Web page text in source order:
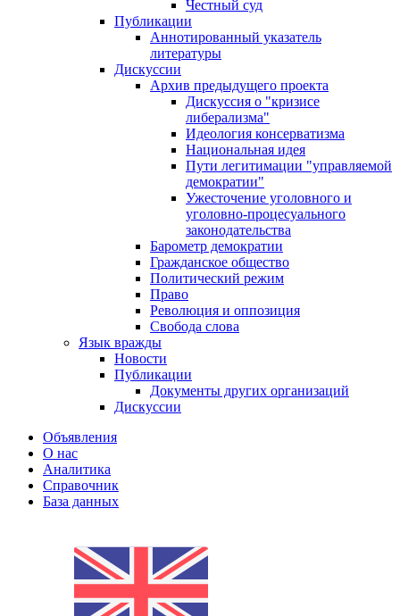
Честный суд
Публикации
Аннотированный указатель
литературы
Дискуссии
Архив предыдущего проекта
Дискуссия о "кризисе
либерализма"
Идеология консерватизма
Национальная идея
Пути легитимации "управляемой
демократии"
Ужесточение уголовного и
уголовно-процесуального
законодательства
Барометр демократии
Гражданское общество
Политический режим
Право
Революция и оппозиция
Свобода слова
Язык вражды
Новости
Публикации
Документы других организаций
Дискуссии
Объявления
О нас
Аналитика
Справочник
База данных